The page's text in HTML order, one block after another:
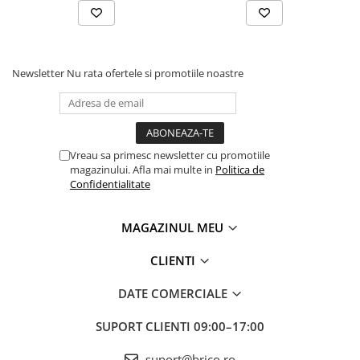
Newsletter Nu rata ofertele si promotiile noastre
Vreau sa primesc newsletter cu promotiile
magazinului. Afla mai multe in Politica de
Confidentialitate
MAGAZINUL MEU
CLIENTI
DATE COMERCIALE
SUPORT CLIENTI 09:00–17:00